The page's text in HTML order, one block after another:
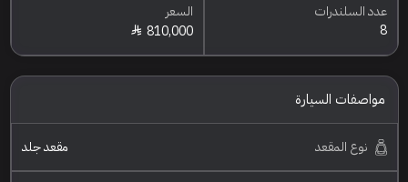
عدد السلندرات
8
السعر
810,000
مواصفات السيارة
نوع المقعد مقعد جلد